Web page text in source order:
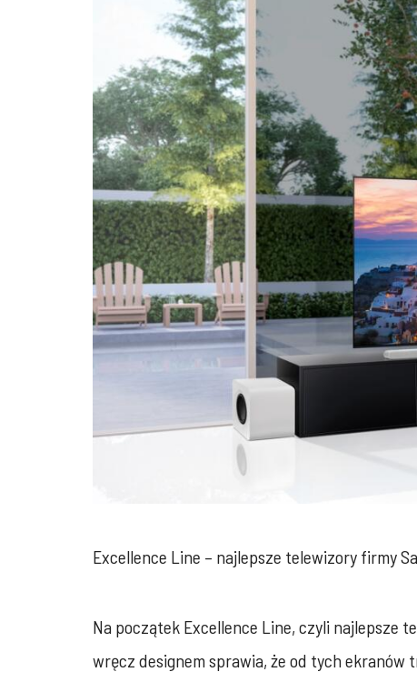
Excellence Line – najlepsze telewizory firmy
Na początek Excellence Line, czyli najlepsze
wręcz designem sprawia, że od tych ekranów